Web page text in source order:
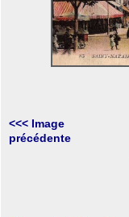
<<< Image
précédente